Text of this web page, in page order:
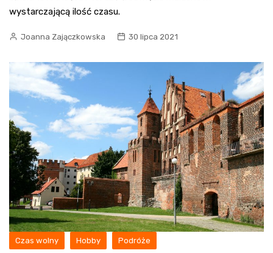
wystarczającą ilość czasu.
Joanna Zajączkowska 30 lipca 2021
Czas wolny Hobby Podróże